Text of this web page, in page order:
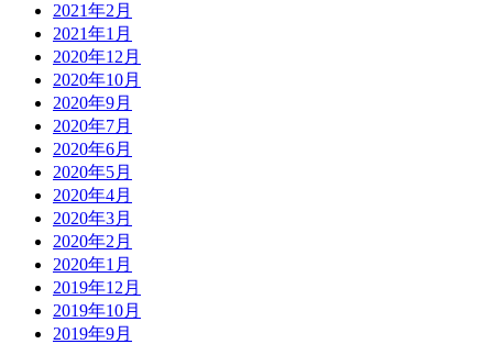
2021年2月
2021年1月
2020年12月
2020年10月
2020年9月
2020年7月
2020年6月
2020年5月
2020年4月
2020年3月
2020年2月
2020年1月
2019年12月
2019年10月
2019年9月